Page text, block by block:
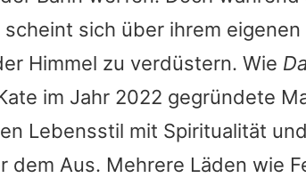
App runterladen
Team
Redaktionelle Richtlinien
Impressum
Datenschutzerklärung
sich über ihrem
Himmel zu verdüstern. Wie
im Jahr 2022 gegründete
Lebensstil mit Spiritualität
dem Aus. Mehrere Läden wie